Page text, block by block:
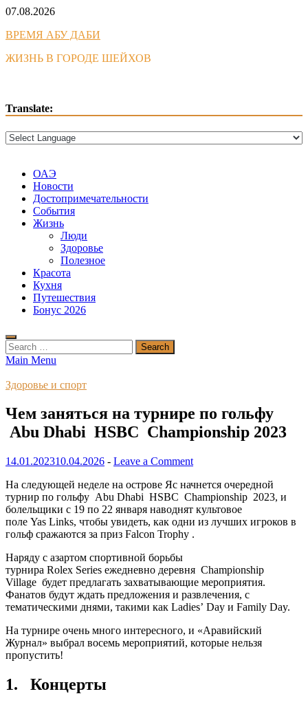
Skip
content
07.08.2026
ВРЕМЯ АБУ ДАБИ
ЖИЗНЬ В ГОРОДЕ ШЕЙХОВ
Translate:
ОАЭ
Новости
Достопримечательности
События
Жизнь
Люди
Здоровье
Полезное
Красота
Кухня
Путешествия
Бонус 2026
Search
for:
Main Menu
Здоровье и спорт
Чем заняться на турнире по гольфу
Abu Dhabi HSBC Championship 2023
14.01.202310.04.2026 - Leave a Comment
На следующей неделе на острове Яс начнется очередной
турнир по гольфу Abu Dhabi HSBC Championship 2023, и
болельщики с 19 по 22 января наводнят культовое
поле Yas Links, чтобы увидеть, как одни из лучших игроков в
гольф сражаются за приз Falcon Trophy .
Наряду с азартом спортивной борьбы
турнира Rolex Series ежедневно деревня Championship
Village будет предлагать захватывающие мероприятия.
Фанатов будут ждать предложения и развлечения, с
тематическими днями, такими как Ladies’ Day и Family Day.
На турнире очень много интересного, и «Аравийский
Журнал» выбрал восемь мероприятий, которые нельзя
пропустить!
1. Концерты